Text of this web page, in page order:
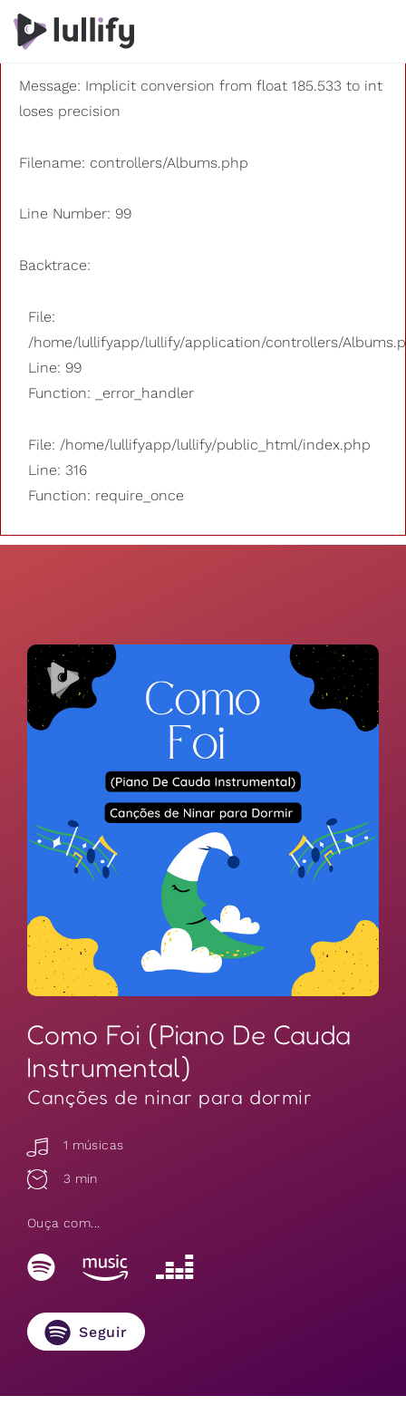
A PHP Error was encountered
Severity: 8192
Message: Implicit conversion from float 185.533 to int
loses precision
Filename: controllers/Albums.php
Line Number: 99
Backtrace:
File:
/home/lullifyapp/lullify/application/controllers/
Line: 99
Function: _error_handler
File: /home/lullifyapp/lullify/public_html/index.php
Line: 316
Function: require_once
Como Foi (Piano De Cauda
Instrumental)
Canções de ninar para dormir
1 músicas
3 min
Ouça com...
Seguir